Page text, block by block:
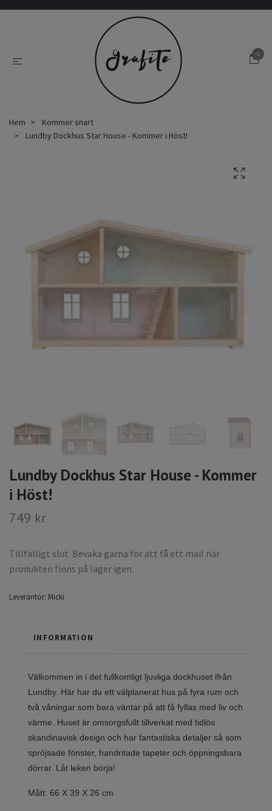
0
Hem
Kommer snart
Lundby Dockhus Star House - Kommer i Höst!
Lundby Dockhus Star House - Kommer
i Höst!
749 kr
Tillfälligt slut. Bevaka gärna för att få ett mail när
produkten finns på lager igen.
Leverantör: Micki
INFORMATION
Välkommen in i det fullkomligt ljuvliga dockhuset ifrån
Lundby. Här har du ett välplanerat hus på fyra rum och
två våningar som bara väntar på att få fyllas med liv och
värme. Huset är omsorgsfullt tillverkat med tidlös
skandinavisk design och har fantastiska detaljer så som
spröjsade fönster, handritade tapeter och öppningsbara
dörrar. Låt leken börja!
Mått: 66 X 39 X 26 cm